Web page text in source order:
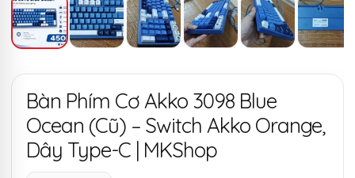
Bàn Phím Cơ Akko 3098 Blue
Ocean (Cũ) – Switch Akko Orange,
Dây Type-C | MKShop